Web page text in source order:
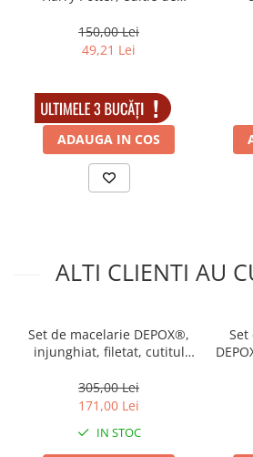
150,00 Lei
49,21 Lei
IN STOC
ADAUGA IN COS
ALTI CLIENTI AU
Set de macelarie DEPOX®,
injunghiat, filetat, cutitul
otel inoxidabl
305,00 Lei
171,00 Lei
IN STOC